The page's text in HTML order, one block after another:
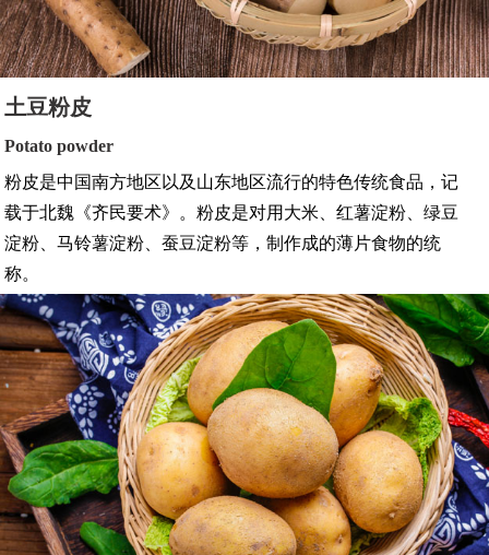
土豆粉皮
Potato powder
粉皮是中国南方地区以及山东地区流行的特色传统食品，记
载于北魏《齐民要术》。粉皮是对用大米、红薯淀粉、绿豆
淀粉、马铃薯淀粉、蚕豆淀粉等，制作成的薄片食物的统
称。